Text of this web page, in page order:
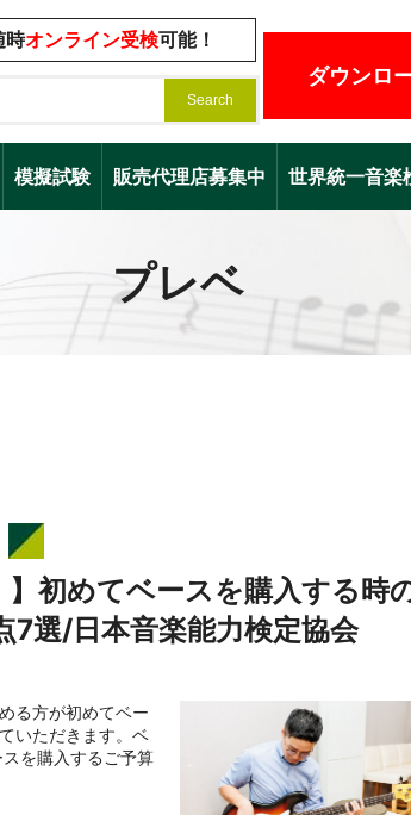
時オンライン受検可能！
ダウンロ
模擬試験 販売代理店募集中 世界統一音
プレベ
】初めてベースを購入する時
7選/日本音楽能力検定協会
る方が初めてベー
いただきます。ベ
を購入するご予算